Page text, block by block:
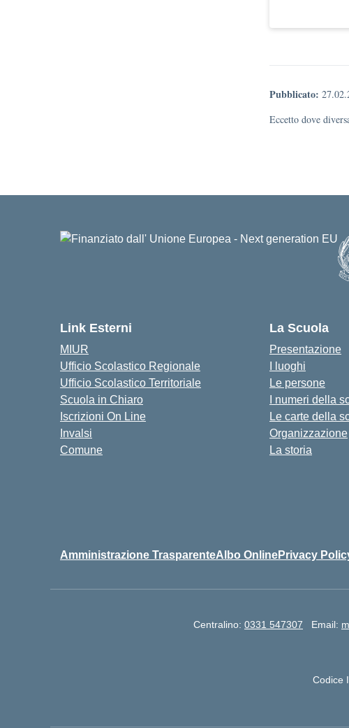
Pubblicato:
Eccetto dove
Link Esterni
MIUR
Ufficio Scolastico Regionale
Ufficio Scolastico Territoriale
Scuola in Chiaro
Iscrizioni On Line
Invalsi
Comune
La Scuola
Presentazione
I luoghi
Le persone
I numeri della
Le carte della
Organizzazione
La storia
Amministrazione TrasparenteAlbo OnlinePrivacy
Centralino: 0331 547307 Email:
Codice